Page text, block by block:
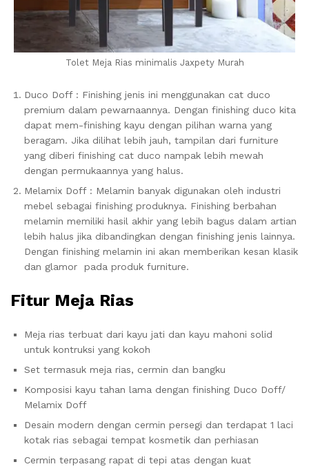
Tolet Meja Rias minimalis Jaxpety Murah
Duco Doff : Finishing jenis ini menggunakan cat duco
premium dalam pewarnaannya. Dengan finishing duco kita
dapat mem-finishing kayu dengan pilihan warna yang
beragam. Jika dilihat lebih jauh, tampilan dari furniture
yang diberi finishing cat duco nampak lebih mewah
dengan permukaannya yang halus.
Melamix Doff : Melamin banyak digunakan oleh industri
mebel sebagai finishing produknya. Finishing berbahan
melamin memiliki hasil akhir yang lebih bagus dalam artian
lebih halus jika dibandingkan dengan finishing jenis lainnya.
Dengan finishing melamin ini akan memberikan kesan klasik
dan glamor pada produk furniture.
Fitur Meja Rias
Meja rias terbuat dari kayu jati dan kayu mahoni solid
untuk kontruksi yang kokoh
Set termasuk meja rias, cermin dan bangku
Komposisi kayu tahan lama dengan finishing Duco Doff/
Melamix Doff
Desain modern dengan cermin persegi dan terdapat 1 laci
kotak rias sebagai tempat kosmetik dan perhiasan
Cermin terpasang rapat di tepi atas dengan kuat